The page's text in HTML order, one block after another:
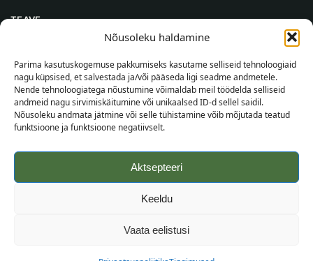
Nõusoleku haldamine
Parima kasutuskogemuse pakkumiseks kasutame selliseid tehnoloogiaid
nagu küpsised, et salvestada ja/või pääseda ligi seadme andmetele.
Nende tehnoloogiatega nõustumine võimaldab meil töödelda selliseid
andmeid nagu sirvimiskäitumine või unikaalsed ID-d sellel saidil.
Nõusoleku andmata jätmine või selle tühistamine võib mõjutada teatud
funktsioone ja funktsioone negatiivselt.
Aktsepteeri
Keeldu
Vaata eelistusi
TEAVE
Kontaktid
Abi
TEAVE OSTJALE
Tarnetingimused
Tingimused
Veebikaart